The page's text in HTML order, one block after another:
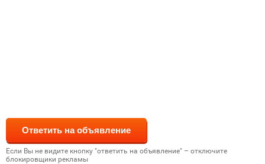
Если Вы не видите кнопку "ответить на объявление" – отключите
блокировщики рекламы